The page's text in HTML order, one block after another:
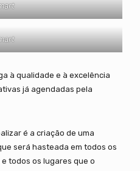
à qualidade e à excelência
já agendadas pela
é a criação de uma
será hasteada em todos os
todos os lugares que o